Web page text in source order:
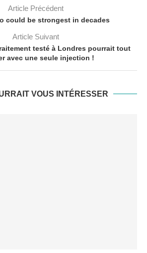
Article Précédent
could be strongest in decades
Article Suivant
testé à Londres pourrait tout
avec une seule injection !
VOUS INTÉRESSER